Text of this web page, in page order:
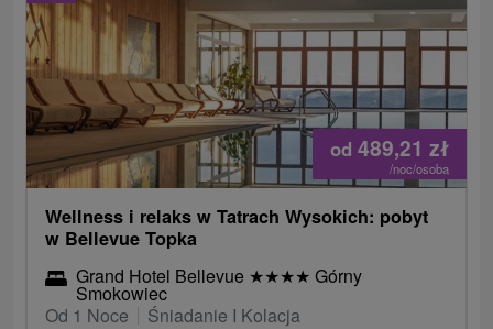
od 489,21 zł
/noc/osoba
Wellness i relaks w Tatrach Wysokich: pobyt
w Bellevue Topka
Grand Hotel Bellevue ★★★★ Górny
Smokowiec
Od 1 Noce
Śniadanie I Kolacja